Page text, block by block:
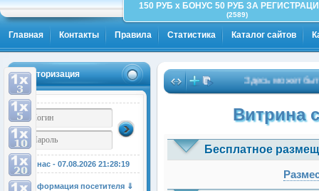
150 РУБ x БОНУС 50 РУБ ЗА
(2589)
Главная Контакты Правила Статистика Каталог сайтов
Авторизация
У нас - 07.08.2026 21:28:19
Информация посетителя ⇓
Здесь может быть
Витрина
Бесплатное